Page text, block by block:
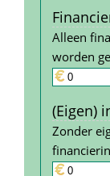
Alleen
worden
(Eigen)
Zonder